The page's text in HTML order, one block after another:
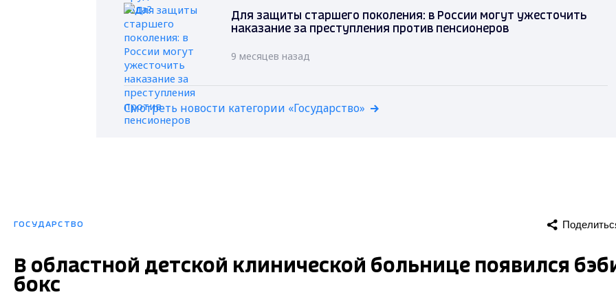
Для защиты старшего поколения: в России могут ужесточить
наказание за преступления против пенсионеров
9 месяцев назад
Смотреть новости категории «Государство»
ГОСУДАРСТВО
В областной детской клинической больнице появился
бокс